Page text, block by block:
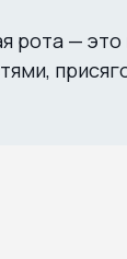
рота —